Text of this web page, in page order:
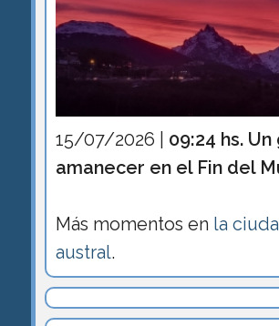
15/07/2026 | 09:24 hs. Un
amanecer en el Fin del
Más momentos en la
austral.